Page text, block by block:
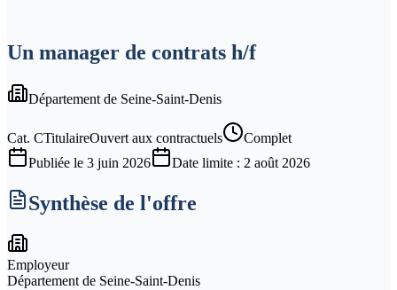
Un manager de contrats h/f
Département de Seine-Saint-Denis
Cat. CTitulaireOuvert aux contractuels
Complet
Publiée le 3 juin 2026 Date limite : 2 août 2026
Synthèse de l'offre
Employeur
Département de Seine-Saint-Denis